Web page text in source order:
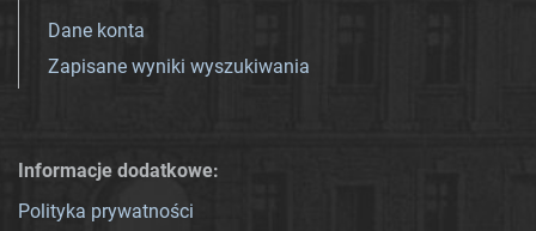
Dane konta
Zapisane wyniki wyszukiwania
Informacje dodatkowe:
Polityka prywatności